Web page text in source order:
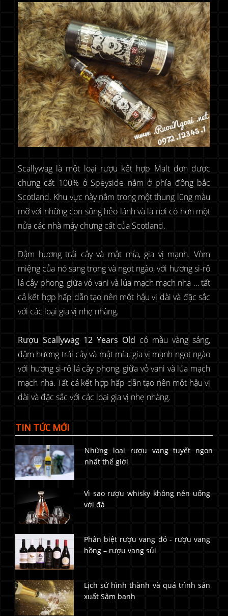
Scallywag là một loại rượu kết hợp Malt đơn được
chưng cất 100% ở Speyside nằm ở phía đông bắc
Scotland. Khu vực này nằm trong một thung lũng màu
mỡ với những con sông hẻo lánh và là nơi có hơn một
nửa các nhà máy chưng cất của Scotland.
Đậm hương trái cây và mật mía, gia vị mạnh. Vòm
miệng của nó sang trọng và ngọt ngào, với hương si-rô
lá cây phong, giữa vỏ vani và lúa mạch mạch nha … tất
cả kết hợp hấp dẫn tạo nên một hậu vị dài và đặc sắc
với các loại gia vị nhẹ nhàng.
Rượu Scallywag 12 Years Old có màu vàng sáng,
đậm hương trái cây và mật mía, gia vị mạnh ngọt ngào
với hương si-rô lá cây phong, giữa vỏ vani và lúa mạch
mạch nha. Tất cả kết hợp hấp dẫn tạo nên một hậu vị
dài và đặc sắc với các loại gia vị nhẹ nhàng.
TIN TỨC MỚI
Những loại rượu vang tuyết ngon
nhất thế giới
Vì sao rượu whisky không nên uống
với đá
Phân biệt rượu vang đỏ - rượu vang
hồng – rượu vang sủi
Lịch sử hình thành và quá trình sản
xuất Sâm banh